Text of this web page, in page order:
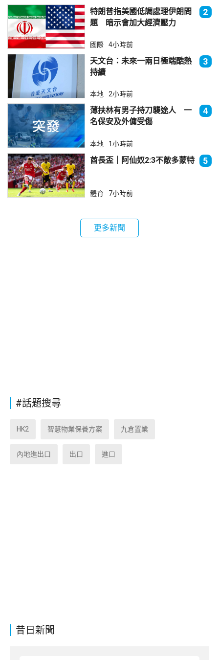
昔日新聞
特朗普指美國低調處理伊朗問
題 暗示會加大經濟壓力
2
國際 4小時前
天文台：未來一兩日極端酷熱
持續
3
本地 2小時前
薄扶林有男子持刀襲途人 一
名保安及外傭受傷
4
本地 1小時前
酋長盃｜阿仙奴2:3不敵多蒙特 5
體育 7小時前
更多新聞
#話題搜尋
HK2 智慧物業保養方案 九倉置業
內地進出口 出口 進口